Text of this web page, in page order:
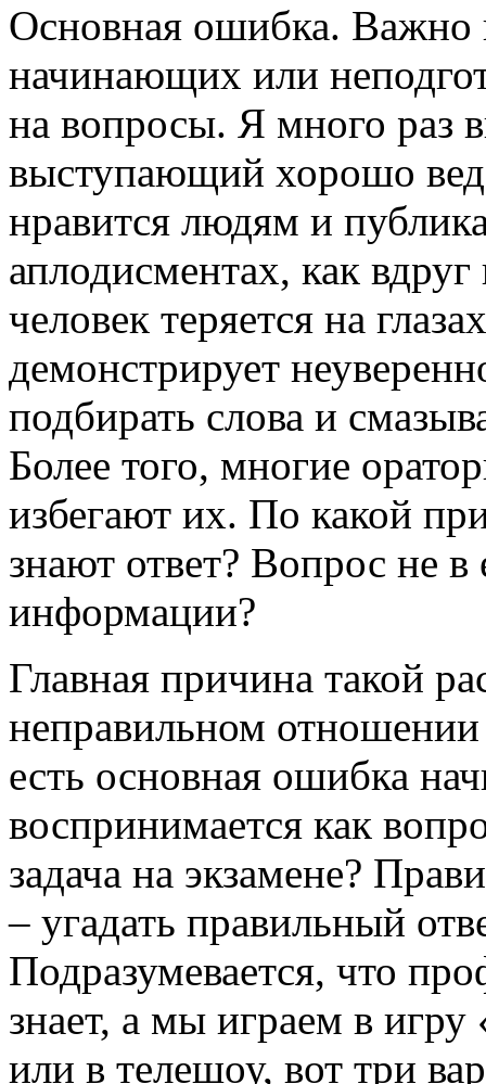
Основная ошибка. Важно
начинающих или
на вопросы. Я много раз
выступающий хорошо
нравится людям и
аплодисментах, как
человек теряется на
демонстрирует
подбирать слова и
Более того, многие
избегают их. По какой
знают ответ? Вопрос не
информации?
Главная причина такой
неправильном
есть основная ошибка
воспринимается как
задача на экзамене?
– угадать правильный
Подразумевается, что
знает, а мы играем в игру
или в телешоу, вот три